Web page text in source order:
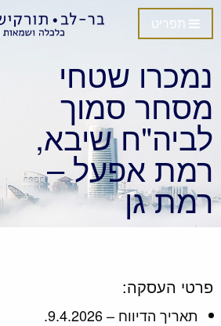
נמכרו שטחי
מסחר סמוך
לביה"ח שיבא,
רמת אפעל –
רמת גן
פרטי העסקה:
תאריך הדיווח – 9.4.2026.